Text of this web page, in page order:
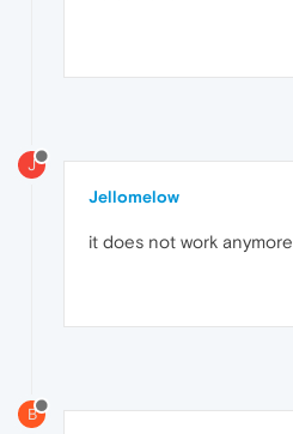
J
Jellomelow
it does not work anymore
B